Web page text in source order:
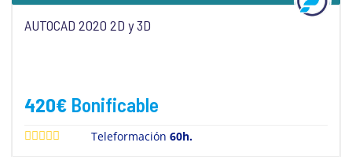
AUTOCAD 2020 2D y 3D
420€ Bonificable
Teleformación60h.